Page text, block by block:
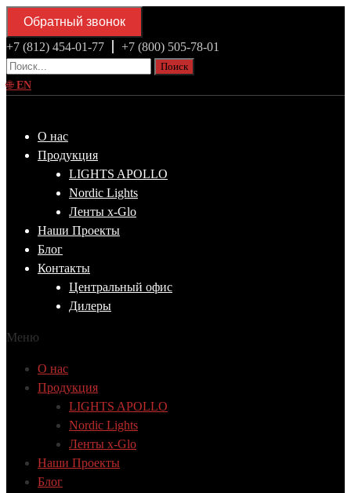
Обратный звонок
+7 (812) 454-01-77
+7 (800) 505-78-01
Поиск
🌐 EN
О нас
Продукция
LIGHTS APOLLO
Nordic Lights
Ленты x-Glo
Наши Проекты
Блог
Контакты
Центральный офис
Дилеры
Меню
О нас
Продукция
LIGHTS APOLLO
Nordic Lights
Ленты x-Glo
Наши Проекты
Блог